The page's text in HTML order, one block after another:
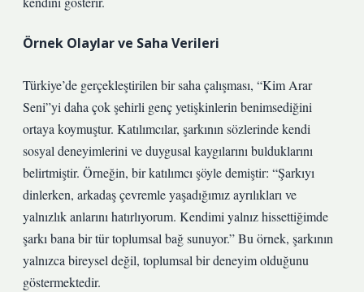
Örnek Olaylar ve Saha Verileri
Türkiye’de gerçekleştirilen bir saha çalışması, “Kim Arar
Seni”yi daha çok şehirli genç yetişkinlerin benimsediğini
ortaya koymuştur. Katılımcılar, şarkının sözlerinde kendi
sosyal deneyimlerini ve duygusal kaygılarını bulduklarını
belirtmiştir. Örneğin, bir katılımcı şöyle demiştir: “Şarkıyı
dinlerken, arkadaş çevremle yaşadığımız ayrılıkları ve
yalnızlık anlarını hatırlıyorum. Kendimi yalnız hissettiğimde
şarkı bana bir tür toplumsal bağ sunuyor.” Bu örnek, şarkının
yalnızca bireysel değil, toplumsal bir deneyim olduğunu
göstermektedir.